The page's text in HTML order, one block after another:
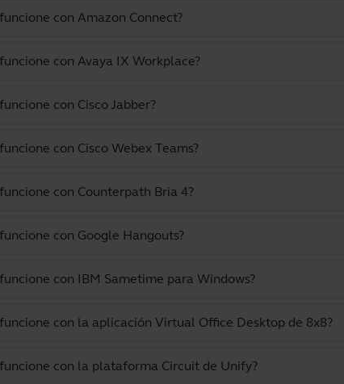
con Amazon Connect?
con Avaya IX Workplace?
con Cisco Jabber?
con Cisco Webex Teams?
con Counterpath Bria 4?
con Google Hangouts?
con IBM Sametime para Windows?
con la aplicación Virtual Office Desktop de 8x8?
con la plataforma Circuit de Unify?